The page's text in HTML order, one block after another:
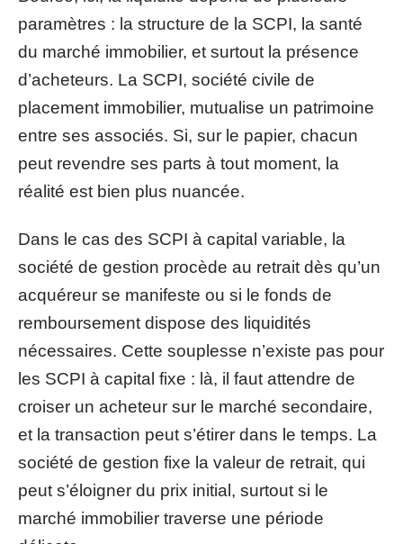
paramètres : la structure de la SCPI, la santé
du marché immobilier, et surtout la présence
d’acheteurs. La SCPI, société civile de
placement immobilier, mutualise un patrimoine
entre ses associés. Si, sur le papier, chacun
peut revendre ses parts à tout moment, la
réalité est bien plus nuancée.
Dans le cas des SCPI à capital variable, la
société de gestion procède au retrait dès qu’un
acquéreur se manifeste ou si le fonds de
remboursement dispose des liquidités
nécessaires. Cette souplesse n’existe pas pour
les SCPI à capital fixe : là, il faut attendre de
croiser un acheteur sur le marché secondaire,
et la transaction peut s’étirer dans le temps. La
société de gestion fixe la valeur de retrait, qui
peut s’éloigner du prix initial, surtout si le
marché immobilier traverse une période